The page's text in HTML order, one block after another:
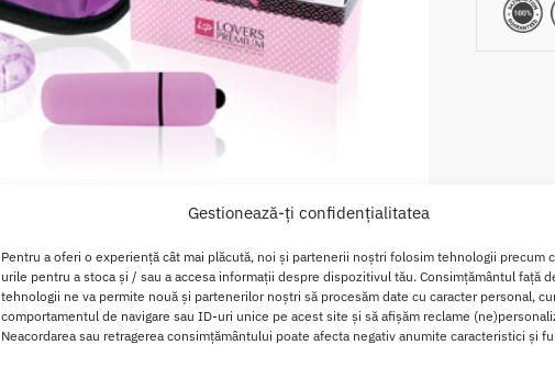
Gestionează-ți confidențialitatea
Pentru a oferi o experiență cât mai plăcută, noi și partenerii noștri folosim tehnologii precum
urile pentru a stoca și / sau a accesa informații despre dispozitivul tău. Consimțământul față
tehnologii ne va permite nouă și partenerilor noștri să procesăm date cu caracter personal,
comportamentul de navigare sau ID-uri unice pe acest site și să afișăm reclame
Neacordarea sau retragerea consimțământului poate afecta negativ anumite caracteristici și